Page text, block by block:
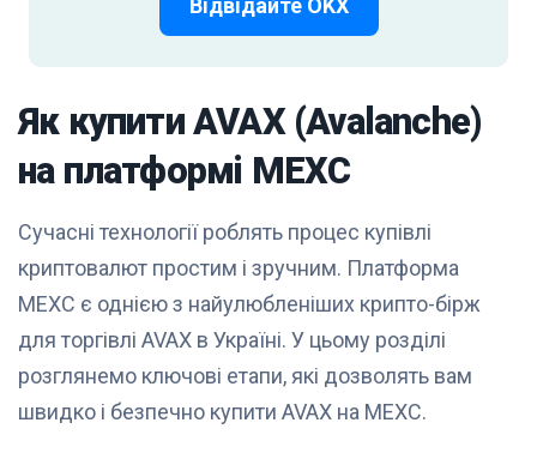
Відвідайте OKX
Як купити AVAX (Avalanche)
на платформі MEXC
Сучасні технології роблять процес купівлі
криптовалют простим і зручним. Платформа
MEXC є однією з найулюбленіших крипто-бірж
для торгівлі AVAX в Україні. У цьому розділі
розглянемо ключові етапи, які дозволять вам
швидко і безпечно купити AVAX на MEXC.